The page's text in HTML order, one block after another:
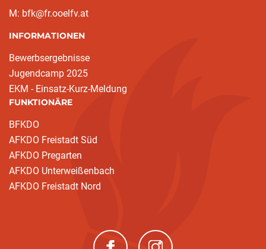
M: bfk@fr.ooelfv.at
INFORMATIONEN
Bewerbsergebnisse
Jugendcamp 2025
EKM - Einsatz-Kurz-Meldung
FUNKTIONÄRE
BFKDO
AFKDO Freistadt Süd
AFKDO Pregarten
AFKDO Unterweißenbach
AFKDO Freistadt Nord